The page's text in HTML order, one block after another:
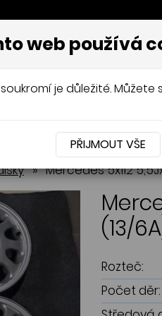
PNEUSERVIS
OCELOVÉ
» Mercedes 5x112
(13/
Rozteč:
Počet děr:
web používá
je důležité.
PŘIJMOUT VŠE